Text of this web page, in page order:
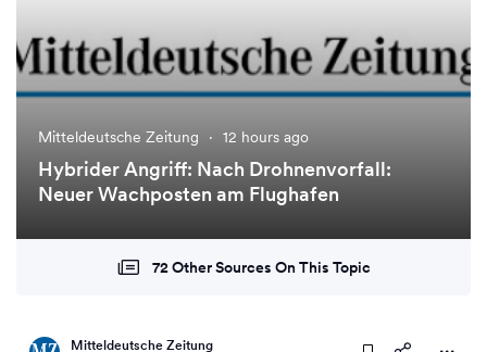
Mitteldeutsche Zeitung · 12 hours ago
Hybrider Angriff: Nach Drohnenvorfall:
Neuer Wachposten am Flughafen
72 Other Sources On This Topic
Mitteldeutsche Zeitung